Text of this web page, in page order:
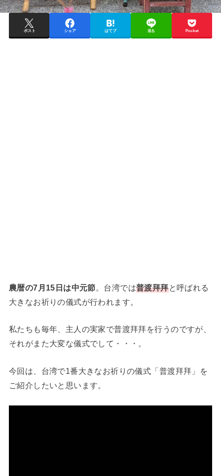
ポスト シェア はてブ 送る Pocket
農暦の7月15日は中元節。台湾では普渡拜拜と呼ばれる
大きなお祈りの儀式が行われます。
私たちも毎年、主人の実家で普渡拜拜を行うのですが、
それがまた大変な儀式でして・・・。
今回は、台湾で1番大きなお祈りの儀式「普渡拜拜」を
ご紹介したいと思います。